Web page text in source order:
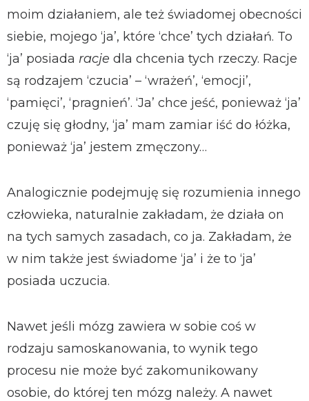
moim działaniem, ale też świadomej obecności
siebie, mojego ‘ja’, które ‘chce’ tych działań. To
‘ja’ posiada racje dla chcenia tych rzeczy. Racje
są rodzajem ‘czucia’ – ‘wrażeń’, ‘emocji’,
‘pamięci’, ‘pragnień’. ‘Ja’ chce jeść, ponieważ ‘ja’
czuję się głodny, ‘ja’ mam zamiar iść do łóżka,
ponieważ ‘ja’ jestem zmęczony…
Analogicznie podejmuję się rozumienia innego
człowieka, naturalnie zakładam, że działa on
na tych samych zasadach, co ja. Zakładam, że
w nim także jest świadome ‘ja’ i że to ‘ja’
posiada uczucia.
Nawet jeśli mózg zawiera w sobie coś w
rodzaju samoskanowania, to wynik tego
procesu nie może być zakomunikowany
osobie, do której ten mózg należy. A nawet